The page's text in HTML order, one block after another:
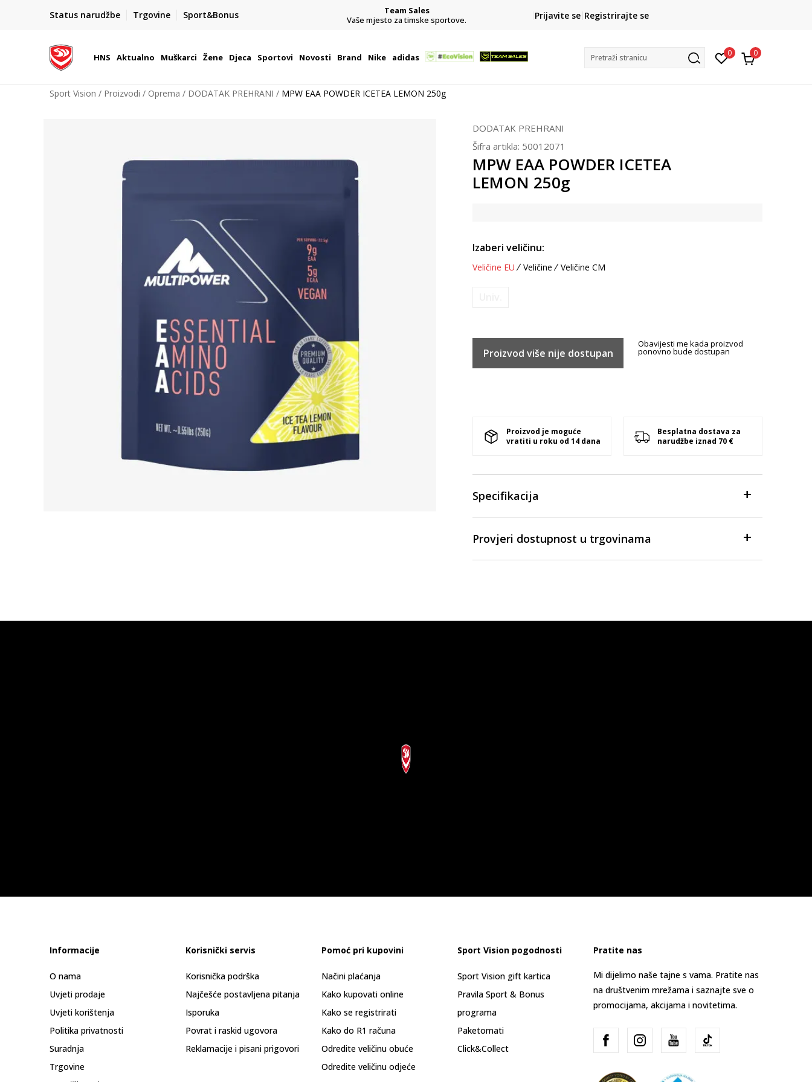
Status narudžbe Trgovine Sport&Bonus
BOX NOW
Dostava 1,50 €
| Više od 800 paketomata u Hrvatskoj
Team Sales
Vaše mjesto za timske sportove.
CLICK& COLLECT
besplatno preuzimanje u trgovini
Prijavite se Registrirajte se
HNS Aktualno Muškarci Žene Djeca Sportovi Novosti Brand Nike adidas Pretraži stranicu 0 0
Sport Vision Proizvodi Oprema DODATAK PREHRANI MPW EAA POWDER ICETEA LEMON 250g
DODATAK PREHRANI
Šifra artikla: 50012071
MPW EAA POWDER ICETEA
LEMON 250g
Izaberi veličinu:
Veličine EU Veličine Veličine CM
Proizvod više nije dostupan
Obavijesti me kada proizvod
ponovno bude dostupan
Proizvod je moguće
vratiti u roku od 14 dana
Besplatna dostava za
narudžbe iznad 70 €
Specifikacija
Provjeri dostupnost u trgovinama
Informacije
O nama
Uvjeti prodaje
Uvjeti korištenja
Politika privatnosti
Suradnja
Trgovine
Korisnički servis
Korisnička podrška
Najčešće postavljena pitanja
Isporuka
Povrat i raskid ugovora
Reklamacije i pisani prigovori
Pomoć pri kupovini
Načini plaćanja
Kako kupovati online
Kako se registrirati
Kako do R1 računa
Odredite veličinu obuće
Odredite veličinu odjeće
Sport Vision pogodnosti
Sport Vision gift kartica
Pravila Sport & Bonus
programa
Paketomati
Click&Collect
Pratite nas
Mi dijelimo naše tajne s vama. Pratite nas
na društvenim mrežama i saznajte sve o
promocijama, akcijama i novitetima.